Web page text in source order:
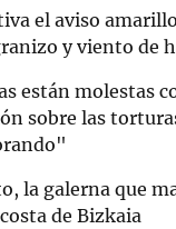
el aviso
y viento de
están molestas
sobre las
la galerna que
de Bizkaia